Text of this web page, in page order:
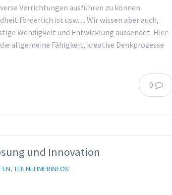
Verrichtungen ausführen zu können.
förderlich ist usw… Wir wissen aber auch,
Wendigkeit und Entwicklung aussendet. Hier
allgemeine Fähigkeit, kreative Denkprozesse
0
und Innovation
, TEILNEHMERINFOS